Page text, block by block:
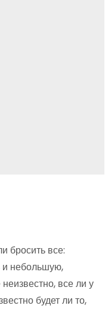
бросить все:
и небольшую,
все ли у
будет ли то,